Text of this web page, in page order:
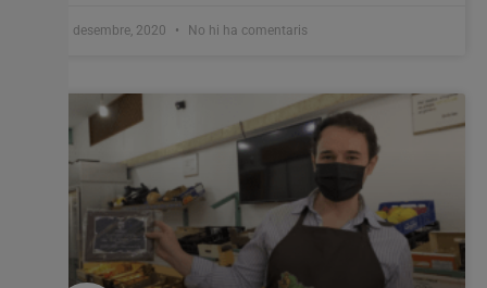
11 desembre, 2020 No hi ha comentaris